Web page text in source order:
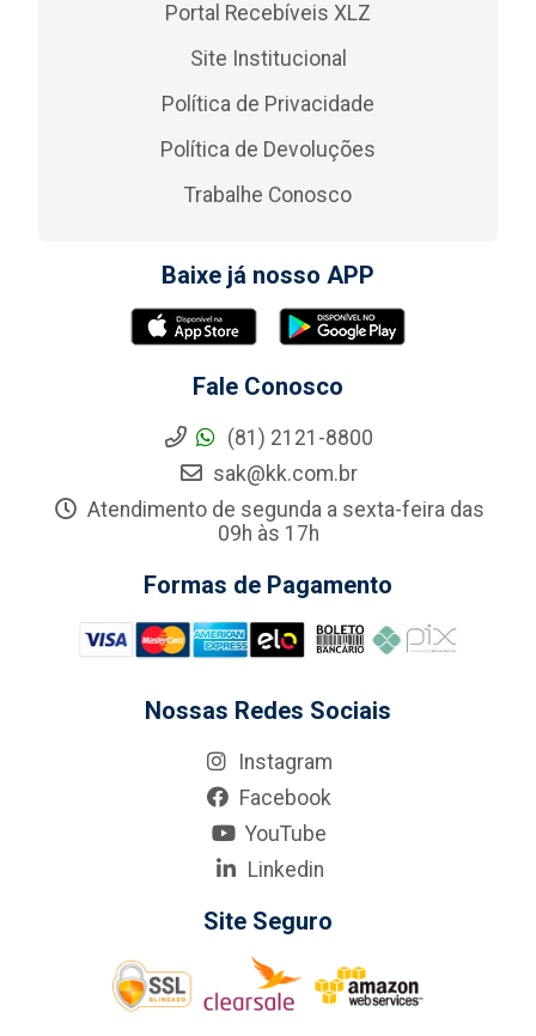
Portal Recebíveis XLZ
Site Institucional
Política de Privacidade
Política de Devoluções
Trabalhe Conosco
Baixe já nosso APP
Fale Conosco
(81) 2121-8800
sak@kk.com.br
Atendimento de segunda a sexta-feira das
09h às 17h
Formas de Pagamento
Nossas Redes Sociais
Instagram
Facebook
YouTube
Linkedin
Site Seguro